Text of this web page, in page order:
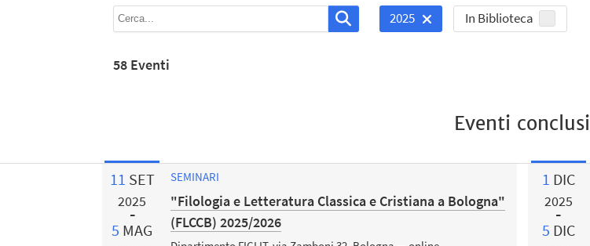
2025 In Biblioteca
58 Eventi
Eventi conclusi
11 SET
2025
5 MAG
SEMINARI
"Filologia e Letteratura Classica e Cristiana a Bologna"
(FLCCB) 2025/2026
1 DIC
2025
5 DIC